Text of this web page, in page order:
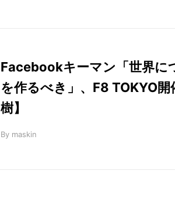
Facebookキーマン「世界に
を作るべき」、F8 TOKYO
樹】
By maskin